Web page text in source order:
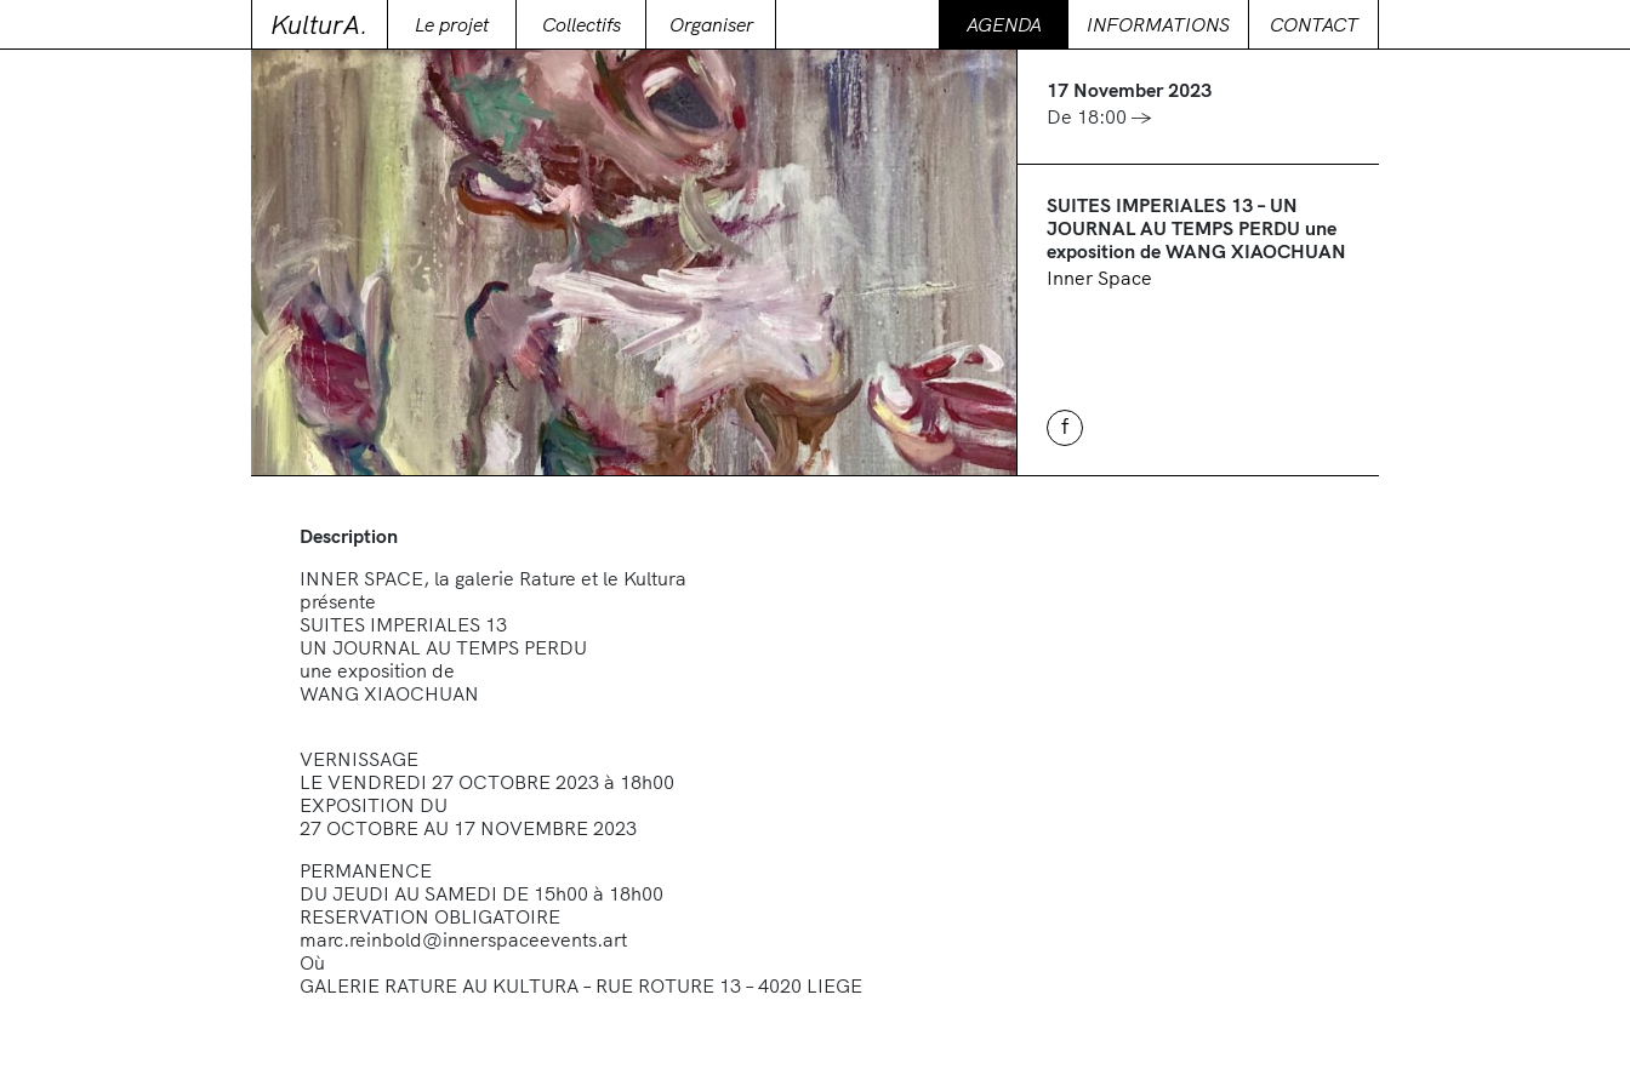
KulturA. Le projet Collectifs Organiser AGENDA INFORMATIONS CONTACT
SUITES IMPERIALES 13 – UN
JOURNAL AU TEMPS PERDU une
exposition de WANG XIAOCHUAN
Inner Space
f
17 November 2023
De 18:00 →
Description
INNER SPACE, la galerie Rature et le Kultura
présente
SUITES IMPERIALES 13
UN JOURNAL AU TEMPS PERDU
une exposition de
WANG XIAOCHUAN
VERNISSAGE
LE VENDREDI 27 OCTOBRE 2023 à 18h00
EXPOSITION DU
27 OCTOBRE AU 17 NOVEMBRE 2023
PERMANENCE
DU JEUDI AU SAMEDI DE 15h00 à 18h00
RESERVATION OBLIGATOIRE
marc.reinbold@innerspaceevents.art
Où
GALERIE RATURE AU KULTURA – RUE ROTURE 13 – 4020 LIEGE